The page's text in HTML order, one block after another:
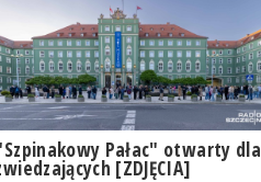
Pałac" otwarty dla
[ZDJĘCIA]